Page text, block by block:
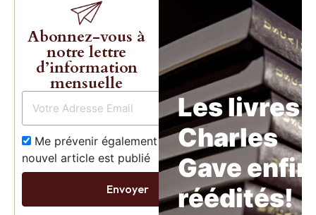
Abonnez-vous à
notre lettre
d’information
mensuelle
Me prévenir également dès qu’un
nouvel article est publié
Envoyer
Les livres
Charles
Gave enfin
réédités!